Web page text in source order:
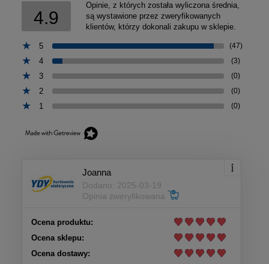
4.9
Opinie, z których została wyliczona średnia,
są wystawione przez zweryfikowanych
klientów, którzy dokonali zakupu w sklepie.
5 (47)
4 (3)
3 (0)
2 (0)
1 (0)
Joanna
Dodano: 2025-03-19
Opinia zweryfikowana
Ocena produktu:
Ocena sklepu:
Ocena dostawy: